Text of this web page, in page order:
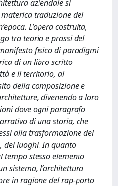
aziendale si
traduzione del
L’opera costruita,
tra teoria e prassi del
fisico di paradigmi
di un libro scritto
e il territorio, al
della composizione e
divenendo a loro
dove ogni paragrafo
di una storia, che
alla trasformazione del
dei luoghi. In quanto
tempo stesso elemento
sistema, l’architettura
in ragione del rap-porto